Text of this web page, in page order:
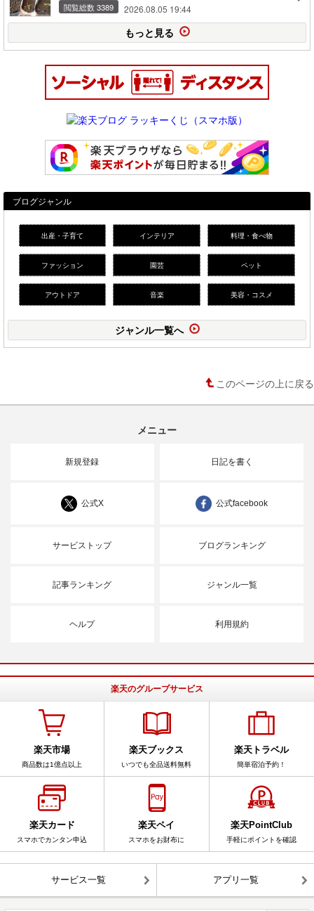
閲覧総数 3389 2026.08.05 19:44
もっと見る
ブログジャンル
出産・子育て インテリア 料理・食べ物
ファッション 園芸 ペット
アウトドア 音楽 美容・コスメ
ジャンル一覧へ
このページの上に戻る
メニュー
新規登録 日記を書く
公式X 公式facebook
サービストップ ブログランキング
記事ランキング ジャンル一覧
ヘルプ 利用規約
楽天のグループサービス
楽天市場
商品数は1億点以上
楽天ブックス
いつでも全品送料無料
楽天トラベル
簡単宿泊予約！
楽天カード
スマホでカンタン申込
楽天ペイ
スマホをお財布に
楽天PointClub
手軽にポイントを確認
サービス一覧 アプリ一覧